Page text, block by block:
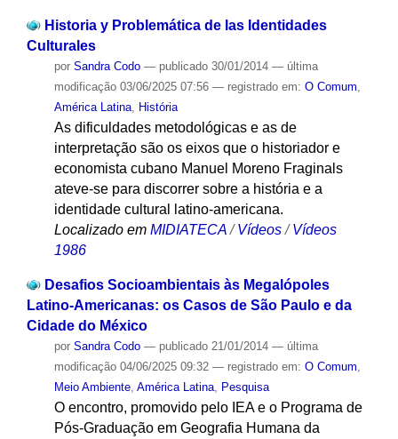
Historia y Problemática de las Identidades
Culturales
por Sandra Codo — publicado30/01/2014 — última
modificação03/06/2025 07:56 — registrado em: O Comum,
América Latina, História
As dificuldades metodológicas e as de
interpretação são os eixos que o historiador e
economista cubano Manuel Moreno Fraginals
ateve-se para discorrer sobre a história e a
identidade cultural latino-americana.
Localizado em MIDIATECA /Vídeos /Vídeos
1986
Desafios Socioambientais às Megalópoles
Latino-Americanas: os Casos de São Paulo e da
Cidade do México
por Sandra Codo — publicado21/01/2014 — última
modificação04/06/2025 09:32 — registrado em: O Comum
Meio Ambiente, América Latina, Pesquisa
O encontro, promovido pelo IEA e o Programa de
Pós-Graduação em Geografia Humana da